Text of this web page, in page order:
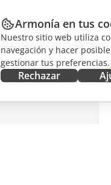
Armonía en tus
Nuestro sitio web utiliza
navegación y hacer
gestionar tus preferencias.
Rechazar